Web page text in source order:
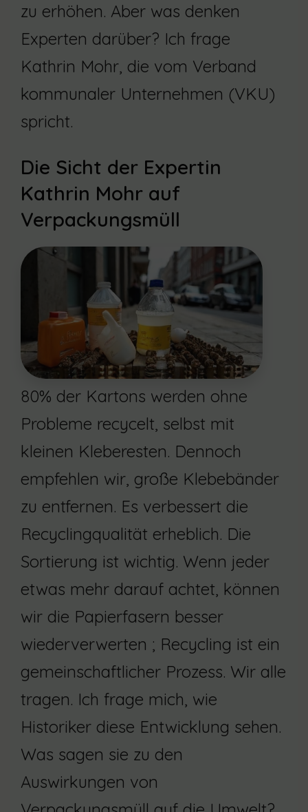
zu erhöhen. Aber was denken
Experten darüber? Ich frage
Kathrin Mohr, die vom Verband
kommunaler Unternehmen (VKU)
spricht.
Die Sicht der Expertin
Kathrin Mohr auf
Verpackungsmüll
80% der Kartons werden ohne
Probleme recycelt, selbst mit
kleinen Kleberesten. Dennoch
empfehlen wir, große Klebebänder
zu entfernen. Es verbessert die
Recyclingqualität erheblich. Die
Sortierung ist wichtig. Wenn jeder
etwas mehr darauf achtet, können
wir die Papierfasern besser
wiederverwerten ; Recycling ist ein
gemeinschaftlicher Prozess. Wir alle
tragen. Ich frage mich, wie
Historiker diese Entwicklung sehen.
Was sagen sie zu den
Auswirkungen von